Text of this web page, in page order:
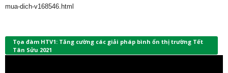
mua-dich-v168546.html
Tọa đàm HTV1: Tăng cường các giải pháp bình ổn thị trường Tết
Tân Sửu 2021